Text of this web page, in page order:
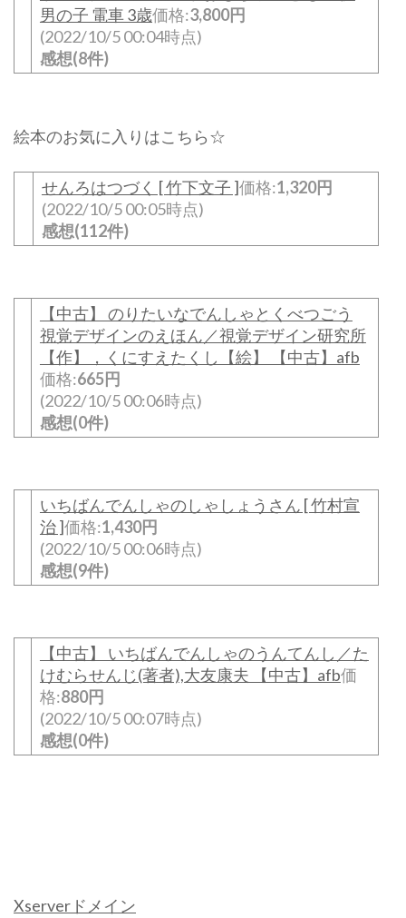
男の子 電車 3歳価格:3,800円
(2022/10/5 00:04時点)
感想(8件)
絵本のお気に入りはこちら☆
せんろはつづく [ 竹下文子 ]価格:1,320円
(2022/10/5 00:05時点)
感想(112件)
【中古】 のりたいなでんしゃとくべつごう
視覚デザインのえほん／視覚デザイン研究所
【作】，くにすえたくし【絵】 【中古】afb
価格:665円
(2022/10/5 00:06時点)
感想(0件)
いちばんでんしゃのしゃしょうさん [ 竹村宣
治 ]価格:1,430円
(2022/10/5 00:06時点)
感想(9件)
【中古】 いちばんでんしゃのうんてんし／た
けむらせんじ(著者),大友康夫 【中古】afb価
格:880円
(2022/10/5 00:07時点)
感想(0件)
Xserverドメイン